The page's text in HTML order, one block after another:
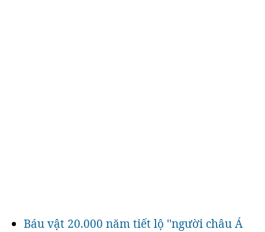
Báu vật 20.000 năm tiết lộ ''người châu Á